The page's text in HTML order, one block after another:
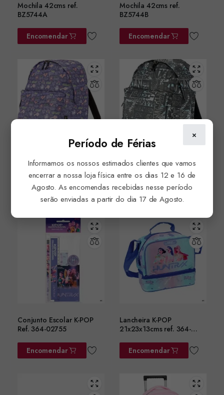
Mochila 42cms ref.
BZ5744A
Encomendar
Mochila 42cms ref.
BZ5744B
Encomendar
Mochila 42cms ref.
BZ5744C
Encomendar
Mochila 42cms ref.
BZ5744D
Encomendar
Conjunto Escolar K-POP
Ref. 364-02755
Encomendar
Lancheira K-POP
21x23x13cms ref. 364-
Encomendar
×
Período de Férias
Informamos os nossos estimados clientes que vamos
encerrar a nossa loja física entre os dias 12 e 16 de
Agosto. As encomendas recebidas nesse período
serão enviadas a partir do dia 17 de Agosto.